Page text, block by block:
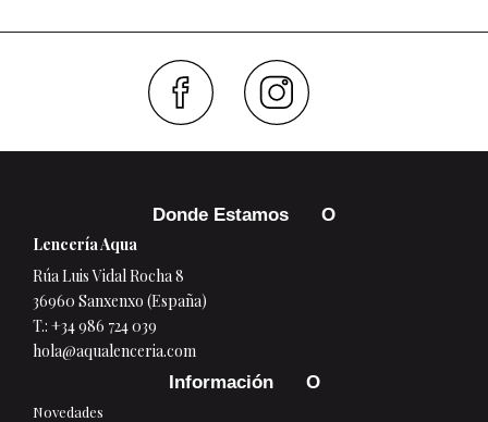
Donde Estamos
Lencería Aqua
Rúa Luis Vidal Rocha 8
36960 Sanxenxo (España)
T.: +34 986 724 039
hola@aqualenceria.com
Información
Novedades